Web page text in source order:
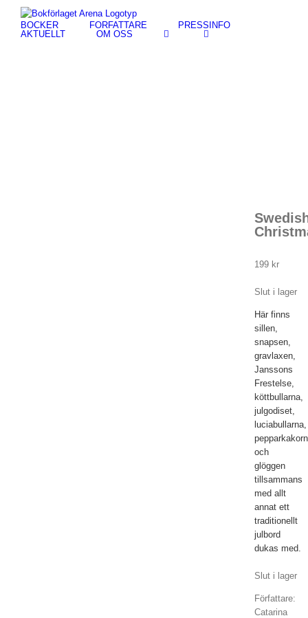
Fortsätt
innehållet
BÖCKER FÖRFATTARE
PRESSINFO
AKTUELLT
OM OSS
199 kr
Slut i lager
Här finns
sillen,
snapsen,
gravlaxen,
Janssons
Frestelse,
köttbullarna,
julgodiset,
luciabullarna,
och
glöggen
tillsammans
med allt
annat ett
traditionellt
julbord
dukas med.
Slut i lager
Författare:
Catarina